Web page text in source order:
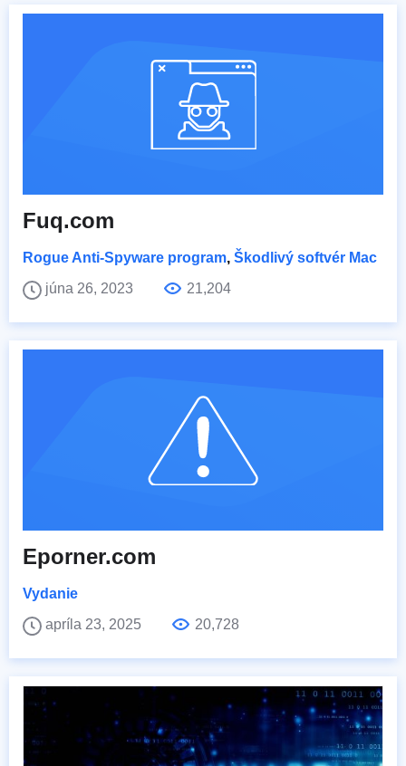
Fuq.com
Rogue Anti-Spyware program, Škodlivý softvér Mac
júna 26, 2023
21,204
Eporner.com
Vydanie
apríla 23, 2025
20,728